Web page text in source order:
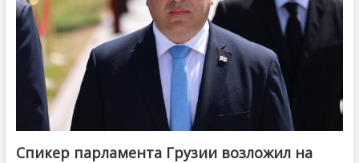
Спикер парламента Грузии возложил на